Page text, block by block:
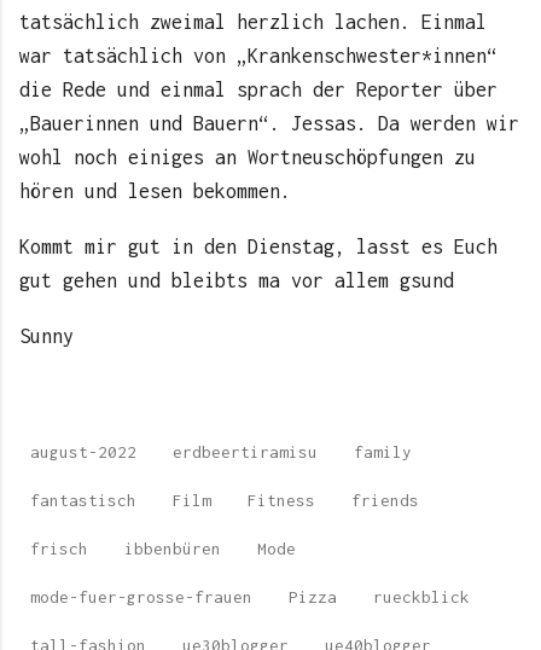
tatsächlich zweimal herzlich lachen. Einmal
war tatsächlich von „Krankenschwester*innen“
die Rede und einmal sprach der Reporter über
„Bauerinnen und Bauern“. Jessas. Da werden wir
wohl noch einiges an Wortneuschöpfungen zu
hören und lesen bekommen.
Kommt mir gut in den Dienstag, lasst es Euch
gut gehen und bleibts ma vor allem gsund
Sunny
august-2022 erdbeertiramisu family
fantastisch Film Fitness friends
frisch ibbenbüren Mode
mode-fuer-grosse-frauen Pizza rueckblick
tall-fashion ue30blogger ue40blogger